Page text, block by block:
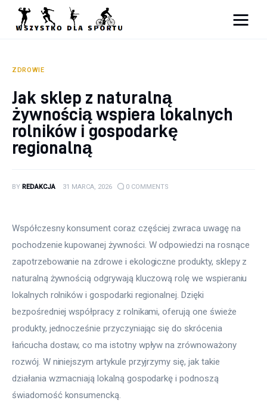
Ciekawostki
Dziecko
Podróże
ZDROWIE
Jak sklep z naturalną
żywnością wspiera lokalnych
rolników i gospodarkę
regionalną
BY REDAKCJA 31 MARCA, 2026 0 COMMENTS
Współczesny konsument coraz częściej zwraca uwagę na
pochodzenie kupowanej żywności. W odpowiedzi na rosnące
zapotrzebowanie na zdrowe i ekologiczne produkty, sklepy z
naturalną żywnością odgrywają kluczową rolę we wspieraniu
lokalnych rolników i gospodarki regionalnej. Dzięki
bezpośredniej współpracy z rolnikami, oferują one świeże
produkty, jednocześnie przyczyniając się do skrócenia
łańcucha dostaw, co ma istotny wpływ na zrównoważony
rozwój. W niniejszym artykule przyjrzymy się, jak takie
działania wzmacniają lokalną gospodarkę i podnoszą
świadomość konsumencką.